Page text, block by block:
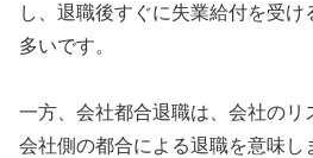
し、退職後すぐに失業給付を受
多いです。
一方、会社都合退職は、会社のリ
会社側の都合による退職を意味し